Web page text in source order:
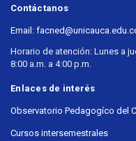
Contáctanos
Email:
Horario de atención: Lunes a
8:00 a.m. a 4:00 p.m.
Enlaces de interés
Observatorio Pedagogíco del
Cursos intersemestrales